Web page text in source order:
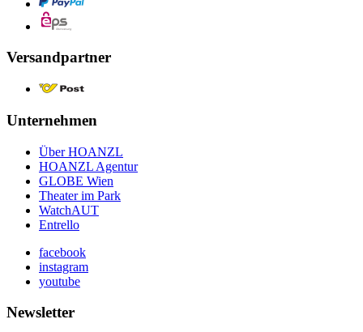
Versandpartner
Unternehmen
Über HOANZL
HOANZL Agentur
GLOBE Wien
Theater im Park
WatchAUT
Entrello
facebook
instagram
youtube
Newsletter